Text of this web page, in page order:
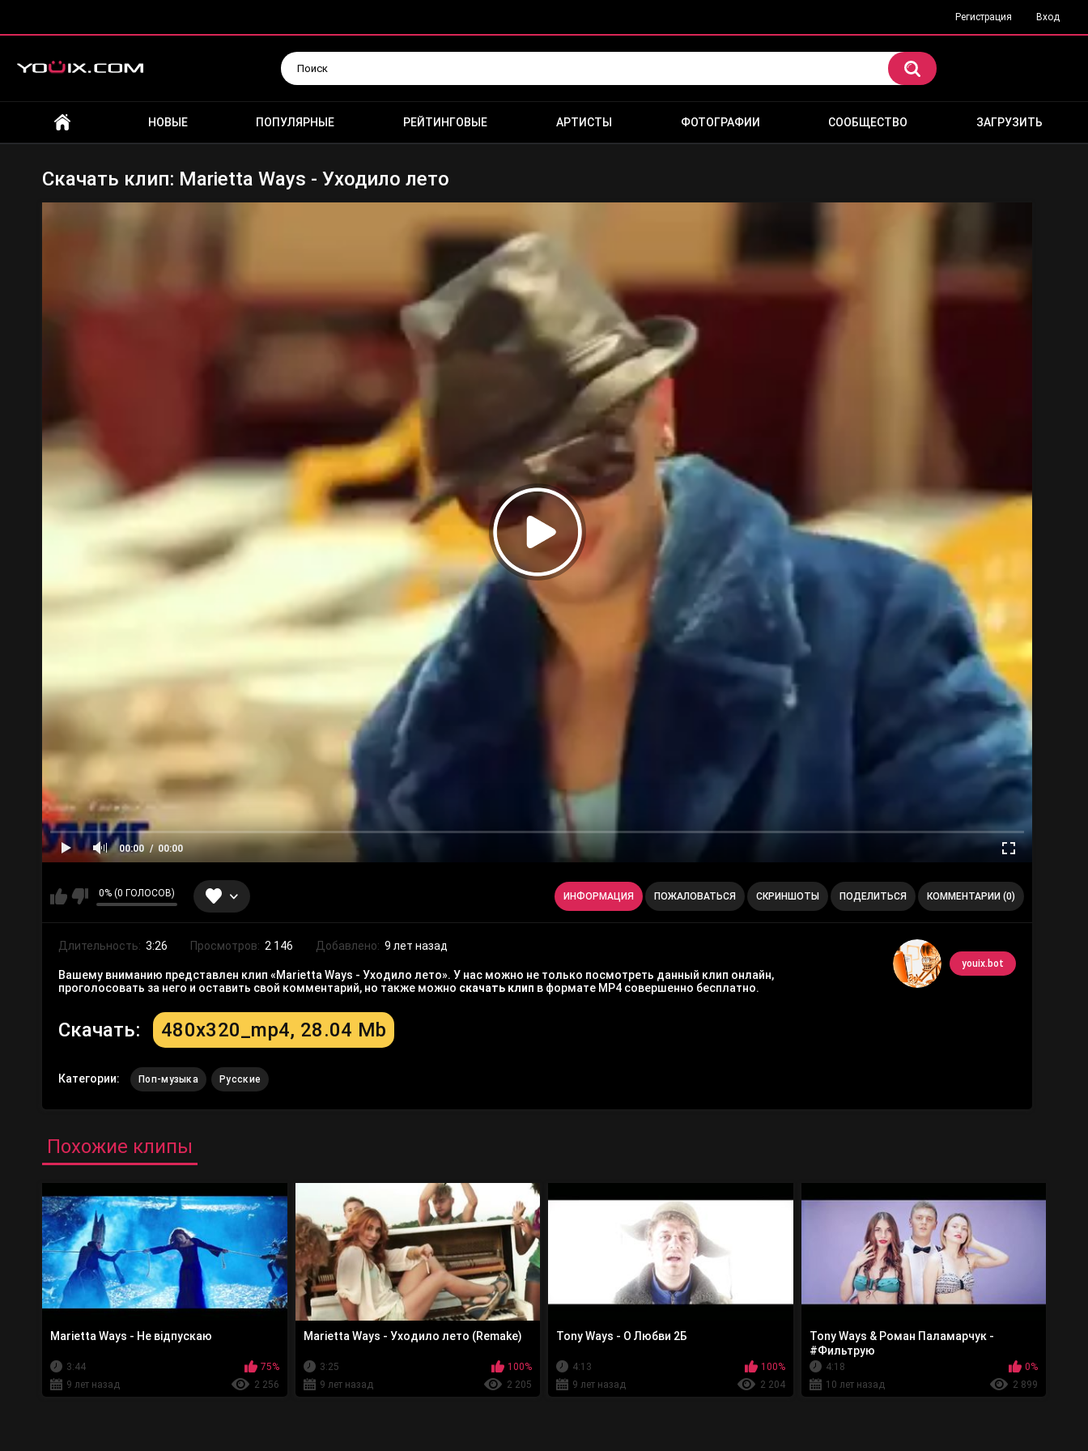
Регистрация Вход
НОВЫЕ ПОПУЛЯРНЫЕ РЕЙТИНГОВЫЕ АРТИСТЫ ФОТОГРАФИИ СООБЩЕСТВО ЗАГРУЗИТЬ
Скачать клип: Marietta Ways - Уходило лето
00:00 00:00
0% (0 ГОЛОСОВ) ИНФОРМАЦИЯ ПОЖАЛОВАТЬСЯ СКРИНШОТЫ ПОДЕЛИТЬСЯ КОММЕНТАРИИ (0)
youix.bot
Длительность: 3:26 Просмотров: 2 146 Добавлено: 9 лет назад
Вашему вниманию представлен клип «Marietta Ways - Уходило лето». У нас можно не только посмотреть данный клип онлайн,
проголосовать за него и оставить свой комментарий, но также можно скачать клип в формате MP4 совершенно бесплатно.
Скачать: 480x320_mp4, 28.04 Mb
Категории: Поп-музыка Русские
Похожие клипы
Marietta Ways - Не відпускаю
3:44
75%
9 лет назад
2 256
Marietta Ways - Уходило лето (Remake)
3:25
100%
9 лет назад
2 205
Tony Ways - О Любви 2Б
4:13
100%
9 лет назад
2 204
Tony Ways & Роман Паламарчук -
#Фильтрую
4:18
0%
10 лет назад
2 899